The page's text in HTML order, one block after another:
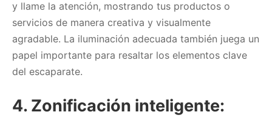
y llame la atención, mostrando tus productos o
servicios de manera creativa y visualmente
agradable. La iluminación adecuada también juega un
papel importante para resaltar los elementos clave
del escaparate.
4. Zonificación inteligente: